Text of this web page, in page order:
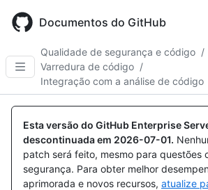
main
Documentos do GitHub
Qualidade de segurança e código /
Varredura de código /
Integração com a análise de código
Esta versão do GitHub Enterprise
descontinuada em 2026-07-01.
patch será feito, mesmo para questões
segurança. Para obter melhor
aprimorada e novos recursos, atualize